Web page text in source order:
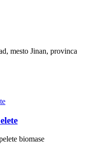
mesto Jinan, provinca
biomase